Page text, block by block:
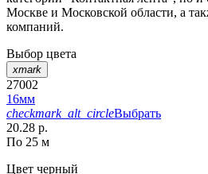
Москве и Московской области, а
компаний.
Выбор цвета
xmark
27002
16мм
checkmark_alt_circleВыбрать
20.28 р.
По 25 м
Цвет черный